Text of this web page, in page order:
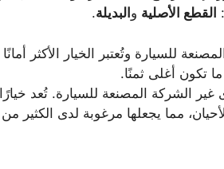
القطع الأصلية و البديلة.
للسيارة وتُعتبر الخيار الأكثر أمانًا
تكون أغلى ثمنًا.
الشركة المصنعة للسيارة. تُعد خيارًا
مما يجعلها مرغوبة لدى الكثير من